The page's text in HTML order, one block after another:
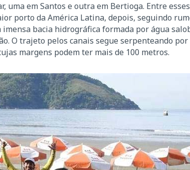
em Santos e outra em Bertioga. Entre
porto da América Latina, depois, seguindo
bacia hidrográfica formada por água
O trajeto pelos canais segue serpenteando
margens podem ter mais de 100 metros.